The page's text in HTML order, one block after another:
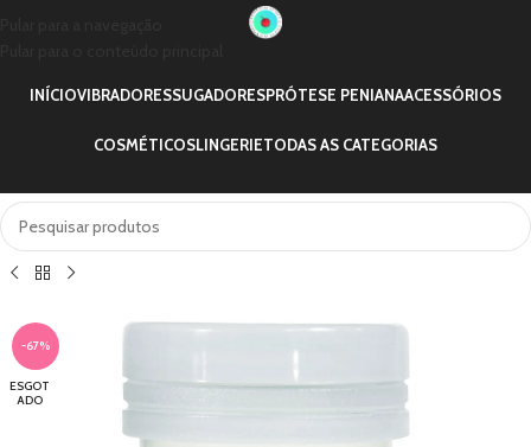
INÍCIOVIBRADORESSUGADORESPRÓTESE PENIANAACESSÓRIOS
COSMÉTICOSLINGERIETODAS AS CATEGORIAS
-67%
ESGOT
ADO